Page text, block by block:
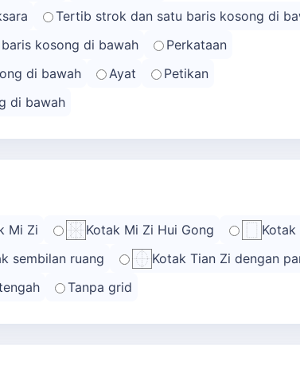
Tertib strok dan satu baris kosong di
kosong di bawah
Perkataan
di bawah
Ayat
Petikan
di bawah
Mi Zi Kotak Mi Zi Hui Gong
Kotak
sembilan ruang
Kotak Tian Zi dengan
Tanpa grid